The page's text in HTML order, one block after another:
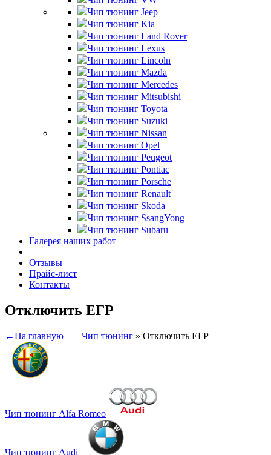
Чип тюнинг Jeep
Чип тюнинг Kia
Чип тюнинг Land Rover
Чип тюнинг Lexus
Чип тюнинг Lincoln
Чип тюнинг Mazda
Чип тюнинг Mercedes
Чип тюнинг Mitsubishi
Чип тюнинг Toyota
Чип тюнинг Suzuki
Чип тюнинг Nissan
Чип тюнинг Opel
Чип тюнинг Peugeot
Чип тюнинг Pontiac
Чип тюнинг Porsche
Чип тюнинг Renault
Чип тюнинг Skoda
Чип тюнинг SsangYong
Чип тюнинг Subaru
Галерея наших работ
Отзывы
Прайс-лист
Контакты
Отключить ЕГР
←На главную Чип тюнинг » Отключить ЕГР
Чип тюнинг Alfa Romeo
Чип тюнинг Audi